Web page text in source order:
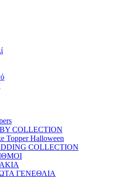
COLLECTION
Topper Halloween
COLLECTION
ΓΕΝΕΘΛΙΑ